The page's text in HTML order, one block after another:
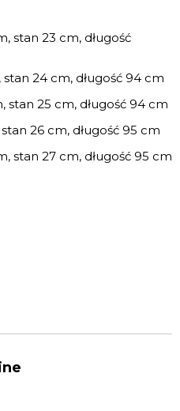
stan 23 cm, długość
24 cm, długość 94 cm
stan 25 cm, długość 94 cm
26 cm, długość 95 cm
stan 27 cm, długość 95 cm